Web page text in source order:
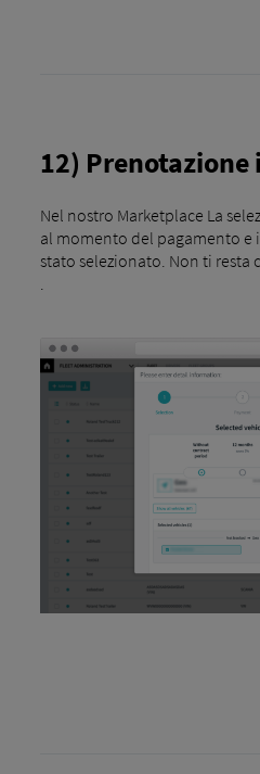
12)
Nel nostro Marketplace La
al momento del pagamento e
stato selezionato. Non ti resta